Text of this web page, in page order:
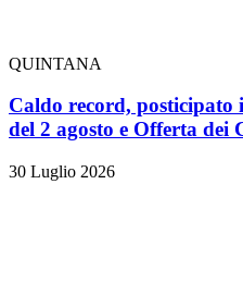
QUINTANA
Caldo record,
del 2 agosto e Offerta dei
30 Luglio 2026